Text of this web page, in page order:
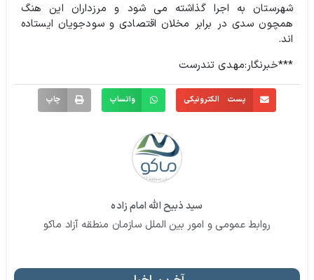
شهرستان به اجرا گذاشته می شود و مرزداران این هنگ
همچون سدی در برابر مخلان اقتصادی و سودجویان ایستاده
اند.
***خبرنگار:مهدی تندرست
پست الکترونیکی واتساپ چاپ
سید ذبیح الله امام زاده
روابط عمومی و امور بین الملل سازمان منطقه آزاد ماکو